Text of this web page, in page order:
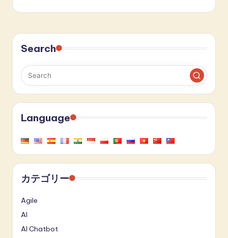
Search
Language
カテゴリー
Agile
AI
AI Chatbot